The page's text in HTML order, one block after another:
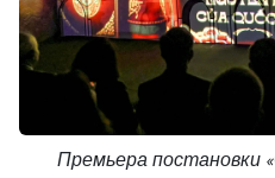
Премьера постановки